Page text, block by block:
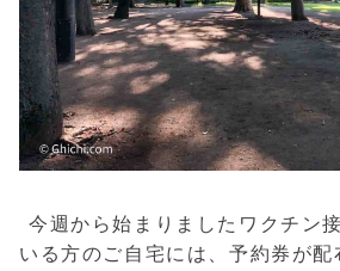
今週から始まりましたワクチン
いる方のご自宅には、予約券が